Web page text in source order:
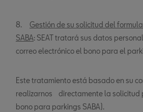
8. Gestión de su solicitud del
SABA: SEAT tratará sus datos
correo electrónico el bono para el
Este tratamiento está basado en su
realizarnos directamente la solicitud
bono para parkings SABA).